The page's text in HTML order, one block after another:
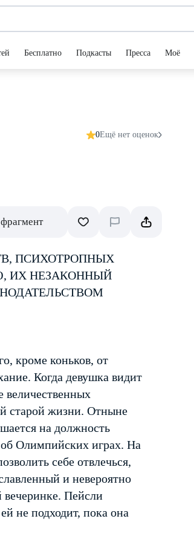
Бесплатно Подкасты Пресса Моё
0Ещё нет оценок
ПСИХОТРОПНЫХ
ИХ НЕЗАКОННЫЙ
кроме коньков, от
Когда девушка видит
величественных
старой жизни. Отныне
на должность
Олимпийских играх. На
себе отвлечься,
и невероятно
вечеринке. Пейсли
не подходит, пока она